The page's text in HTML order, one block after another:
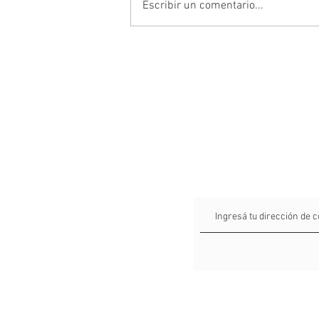
Escribir un comentario...